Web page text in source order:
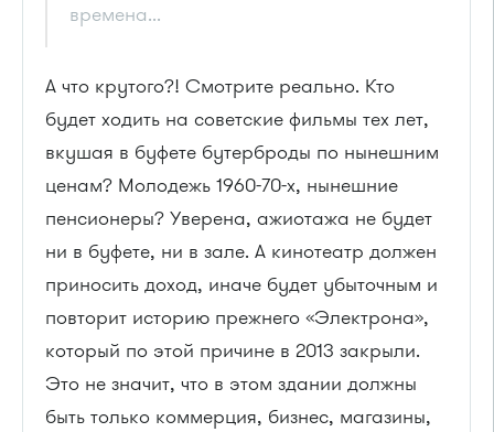
времена...
А что крутого?! Смотрите реально. Кто
будет ходить на советские фильмы тех лет,
вкушая в буфете бутерброды по нынешним
ценам? Молодежь 1960-70-х, нынешние
пенсионеры? Уверена, ажиотажа не будет
ни в буфете, ни в зале. А кинотеатр должен
приносить доход, иначе будет убыточным и
повторит историю прежнего «Электрона»,
который по этой причине в 2013 закрыли.
Это не значит, что в этом здании должны
быть только коммерция, бизнес, магазины,